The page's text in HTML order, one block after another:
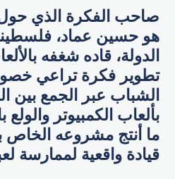
صاحب الفكرة الذي
هو حسين عماد،
الدولة، قاده شغفه
تطوير فكرة تراعي
الشباب عبر الجمع بين
بألعاب الكمبيوتر والولع
ما أنتج مشروعه
قيادة واقعية لممارسة